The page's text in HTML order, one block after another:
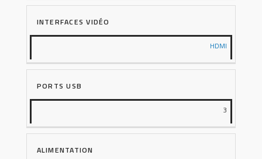
INTERFACES VIDÉO
HDMI
PORTS USB
3
ALIMENTATION